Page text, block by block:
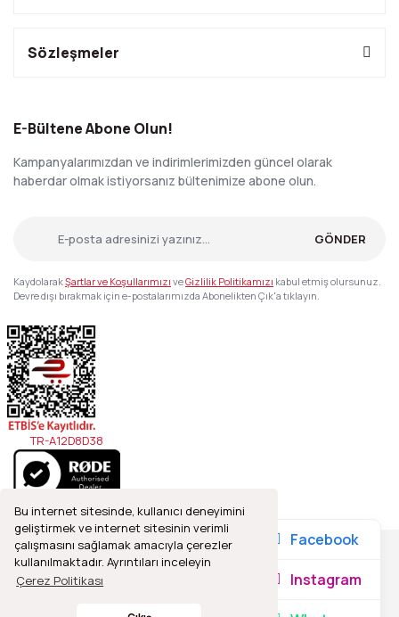
Bu internet sitesinde, kullanıcı deneyimini
geliştirmek ve internet sitesinin verimli
çalışmasını sağlamak amacıyla çerezler
kullanılmaktadır. Ayrıntıları inceleyin
Çerez Politikası
Sözleşmeler
E-Bültene Abone Olun!
Kampanyalarımızdan ve indirimlerimizden güncel olarak
haberdar olmak istiyorsanız bültenimize abone olun.
GÖNDER
KaydolarakŞartlar ve Koşullarımızı veGizlilik Politikamızı kabul etmiş olursunuz.
Devre dışı bırakmak için e-postalarımızda Abonelikten Çık'a tıklayın.
TR-A12D8D38
2021© Refleks Fotoğrafçılık, Tüm Hakları Saklıdır.
Facebook
Instagram